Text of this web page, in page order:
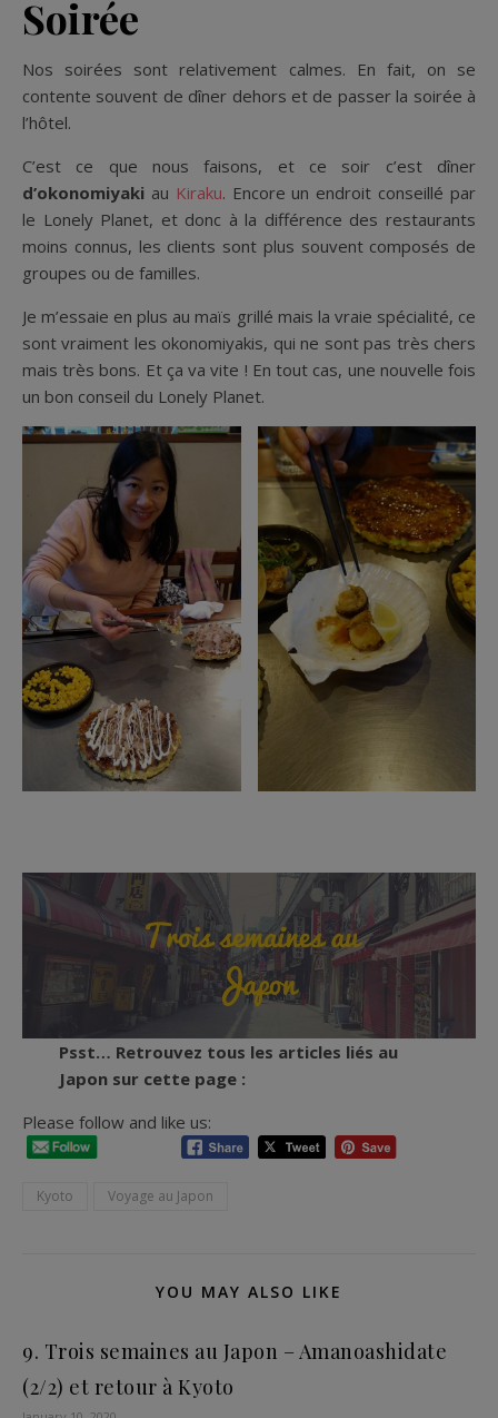
Soirée
Nos soirées sont relativement calmes. En fait, on se
contente souvent de dîner dehors et de passer la soirée à
l’hôtel.
C’est ce que nous faisons, et ce soir c’est dîner
d’okonomiyaki au Kiraku. Encore un endroit conseillé par
le Lonely Planet, et donc à la différence des restaurants
moins connus, les clients sont plus souvent composés de
groupes ou de familles.
Je m’essaie en plus au maïs grillé mais la vraie spécialité, ce
sont vraiment les okonomiyakis, qui ne sont pas très chers
mais très bons. Et ça va vite ! En tout cas, une nouvelle fois
un bon conseil du Lonely Planet.
Psst… Retrouvez tous les articles liés au
Japon sur cette page :
Please follow and like us:
Kyoto Voyage au Japon
YOU MAY ALSO LIKE
9. Trois semaines au Japon – Amanoashidate
(2/2) et retour à Kyoto